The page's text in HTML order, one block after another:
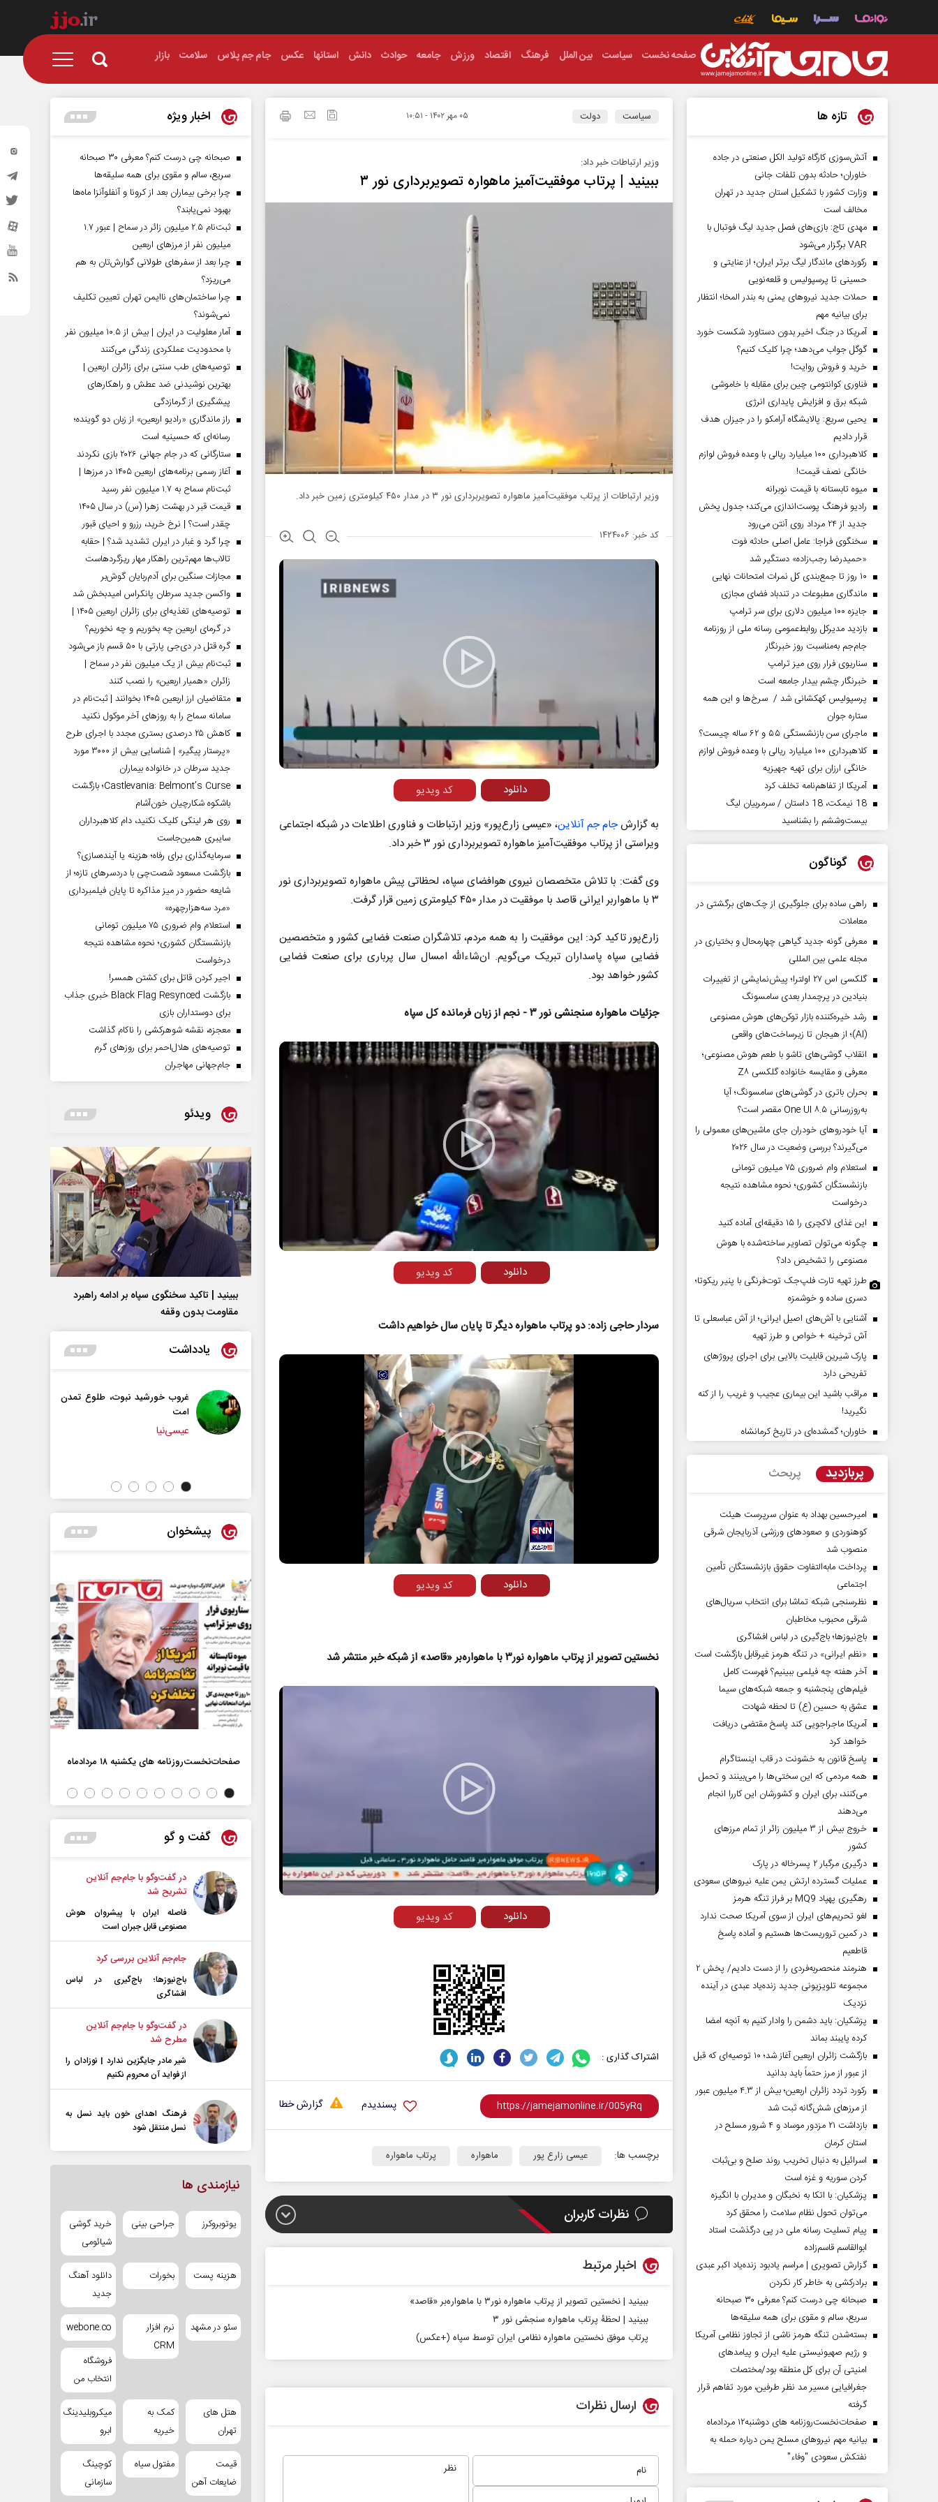
صفحه نخست سیاست بین الملل فرهنگ اقتصاد ورزش جامعه حوادث دانش استانها عکس جام جم پلاس سلامت بازار
سیاست دولت ۰۵ مهر ۱۴۰۲ - ۱۰:۵۱
وزیر ارتباطات خبر داد:
ببینید | پرتاب موفقیت‌آمیز ماهواره تصویربرداری نور ۳
وزیر ارتباطات از پرتاب موفقیت‌آمیز ماهواره تصویربرداری نور ۳ در مدار ۴۵۰ کیلومتری زمین خبر داد.
کد خبر: ۱۴۲۴۰۰۶
Play
Video
کد ویدیو
دانلود
به گزارشجام جم آنلاین، «عیسی زارع‌پور» وزیر ارتباطات و فناوری اطلاعات در شبکه اجتماعی
ویراستی از پرتاب موفقیت‌آمیز ماهواره تصویربرداری نور ۳ خبر داد.
وی گفت: با تلاش متخصصان نیروی هوافضای سپاه، لحظاتی پیش ماهواره تصویربرداری نور
۳ با ماهواربر ایرانی قاصد با موفقیت در مدار ۴۵۰ کیلومتری زمین قرار گرفت.
زارع‌پور تاکید کرد: این موفقیت را به همه مردم، تلاشگران صنعت فضایی کشور و متخصصین
فضایی سپاه پاسداران تبریک می‌گویم. ان‌شاءالله امسال سال پرباری برای صنعت فضایی
کشور خواهد بود.
جزئیات ماهواره سنجنشی نور ۳ - نجم از زبان فرمانده کل سپاه
Play
Video
کد ویدیو دانلود
سردار حاجی زاده: دو پرتاب ماهواره دیگر تا پایان سال خواهیم داشت
Play
Video
کد ویدیو دانلود
نخستین تصویر از پرتاب ماهواره نور۳ با ماهواره‌بر «قاصد» از شبکه خبر منتشر شد
Video
کد ویدیو دانلود
اشتراک گذاری :
گزارش خطا پسندیدم
برچسب ها: عیسی زارع پور ماهواره پرتاب ماهواره
نظرات کاربران
اخبار مرتبط
ببینید | نخستین تصویر از پرتاب ماهواره نور۳ با ماهواره‌بر «قاصد»
ببینید | لحظۀ پرتاب ماهواره سنجشی نور ۳
پرتاب موفق نخستین ماهواره نظامی ایران توسط سپاه (+عکس)
ارسال نظرات
تازه ها
آتش‌سوزی کارگاه تولید الکل صنعتی در جاده
خاوران؛ حادثه بدون تلفات جانی
وزارت کشور با تشکیل استان جدید در تهران
مخالف است
مهدی تاج: بازی‌های فصل جدید لیگ فوتبال با
VAR برگزار می‌شود
رکورد‌های ماندگار لیگ برتر ایران؛ از عنایتی و
حسینی تا پرسپولیس و قلعه‌نویی
حملات جدید نیروهای یمنی به بندر المخا؛ انتظار
برای بیانیه مهم
آمریکا در جنگ اخیر بدون دستاورد شکست خورد
گوگل جواب می‌دهد؛ چرا کلیک کنیم؟
خرید و فروش روایت!
فناوری کوانتومی چین برای مقابله با خاموشی
شبکه برق و افزایش پایداری انرژی
یحیی سریع: پالایشگاه آرامکو را در جیزان هدف
قرار دادیم
کلاهبرداری ۱۰۰ میلیارد ریالی با وعده فروش لوازم
خانگی نصف قیمت!
میوه تابستانه با قیمت نوبرانه
رادیو فرهنگ پوست‌اندازی می‌کند؛ جدول پخش
جدید از ۲۴ مرداد روی آنتن می‌رود
سخنگوی فراجا: عامل اصلی حادثه فوت
«حمیدرضا رجب‌زاده» دستگیر شد
۱۰ روز تا جمع‌بندی کل نمرات امتحانات نهایی
ماندگاری مطبوعات در تندباد فضای مجازی
جایزه ۱۰۰ میلیون دلاری برای سر ترامپ
بازدید مدیرکل روابط‌عمومی رسانه ملی از روزنامه
جام‌جم به‌مناسبت روز خبرنگار
سناریوی فرار روی میز ترامپ
خبرنگار چشم بیدار جامعه است
پرسپولیس کهکشانی شد / سرخ‌ها و این همه
ستاره جوان
ماجرای سن بازنشستگی ۵۵ و ۶۲ ساله چیست؟
کلاهبرداری ۱۰۰ میلیارد ریالی با وعده فروش لوازم
خانگی ارزان برای تهیه جهیزیه
آمریکا از تفاهم‌نامه تخلف کرد
18 نیمکت، 18 داستان / سرمربیان لیگ
بیست‌وششم را بشناسید
گوناگون
راهی ساده برای جلوگیری از چک‌های برگشتی در
معاملات
معرفی گونه جدید گیاهی چهارمحال و بختیاری در
مجله علمی بین المللی
گلکسی اس ۲۷ اولترا؛ پیش‌نمایشی از تغییرات
بنیادین در پرچمدار بعدی سامسونگ
رشد خیره‌کننده بازار توکن‌های هوش مصنوعی
(AI)؛ از هیجان تا زیرساخت‌های واقعی
انقلاب گوشی‌های تاشو‌ با طعم هوش مصنوعی؛
معرفی و مقایسه خانواده گلکسی Z۸
بحران باتری در گوشی‌های سامسونگ؛ آیا
به‌روزرسانی One UI ۸.۵ مقصر است؟
آیا خودروهای خودران جای ماشین‌های معمولی را
می‌گیرند؟ بررسی وضعیت در سال ۲۰۲۶
استعلام وام ضروری ۷۵ میلیون تومانی
بازنشستگان کشوری؛ نحوه مشاهده نتیجه
درخواست
این غذای لاکچری را ۱۵ دقیقه‌ای آماده کنید
چگونه می‌توان تصاویر ساخته‌شده با هوش
مصنوعی را تشخیص داد؟
طرز تهیه تارت فلپ‌جک توت‌فرنگی با پنیر ریکوتا؛
دسری ساده و خوشمزه
آشنایی با آش‌های اصیل ایرانی؛ از آش عباسعلی تا
آش ترخینه + خواص و طرز تهیه
پارک شیرین قابلیت‌ بالایی برای اجرای پروژهای
تفریحی دارد
مراقب باشید این بیماری عجیب و غریب را از کنه
نگیرید!
خاوران؛ گمشده‌ای در تاریخ کرمانشاه
پربازدید پربحث
امیرحسین بهداد به عنوان سرپرست هیئت
کوهنوردی و صعودهای ورزشی آذربایجان شرقی
منصوب شد
پرداخت مابه‌التفاوت حقوق بازنشستگان تأمین
اجتماعی
نظرسنجی شبکه تماشا برای انتخاب سریال‌های
شرقی محبوب مخاطبان
باج‌نیوزها؛ باج‌گیری در لباس افشاگری
«نظم ایرانی» در تنگه هرمز غیرقابل بازگشت است
آخر هفته چه فیلمی ببینیم؟ فهرست کامل
فیلم‌های پنجشنبه و جمعه شبکه‌های سیما
عشق به حسین (ع) تا لحظه شهادت
آمریکا ماجراجویی کند پاسخ مقتضی دریافت
خواهد کرد
پاسخ قانون به خشونت در قاب اینستاگرام
همه مردمی که این سختی‌ها را می‌بینند و تحمل
می‌کنند، برای ایران و کشورشان این کاررا انجام
می‌دهند
خروج بیش از ۳ میلیون زائر از تمام مرز‌های
کشور
درگیری مرگبار ۲ پسرخاله در پارک
عملیات گسترده ارتش یمن علیه نیروهای سعودی
رهگیری پهپاد MQ9 بر فراز تنگه هرمز
لغو تحریم‌های ایران از سوی آمریکا صحت ندارد
در کمین تروریست‌ها هستیم و آماده پاسخ
قاطعیم
هنرمند منحصر‌به‌فردی را از دست دادیم/ پخش ۲
مجموعه تلویزیونی جدید زنده‌یاد عبدی در آینده
نزدیک
پزشکیان: باید دشمن را وادار کنیم به آنچه امضا
کرده پایبند بماند
بازگشت زائران اربعین آغاز شد؛ ۱۰ توصیه‌ای که قبل
از عبور از مرز حتماً باید بدانید
رکورد تردد زائران اربعین؛ بیش از ۴.۳ میلیون عبور
از مرزهای شش‌گانه ثبت شد
بازداشت ۲۱ مزدور موساد و ۴ شرور مسلح در
استان کرمان
اسرائیل به دنبال تخریب روند صلح و بی‌ثبات
کردن سوریه و غزه است
پزشکیان: با اتکا به نخبگان و مدیران با انگیزه
می‌توان تحول نظام سلامت را محقق کرد
پیام تسلیت رسانه ملی در پی درگذشت استاد
ابوالقاسم قاسم‌زاده
گزارش تصویری | مراسم یادبود زنده‌یاد اکبر عبدی
برادرکشی به خاطر کار نکردن
صبحانه چی درست کنم؟ معرفی ۳۰ صبحانه
سریع، سالم و مقوی برای همه سلیقه‌ها
بسته‌شدن تنگه هرمز ناشی از تجاوز نظامی آمریکا
و رژیم صهیونیستی علیه ایران و پیامد‌های
امنیتی آن برای کل منطقه بود/مختصات
جغرافیایی مسیر مد نظر طرفین، مورد تفاهم قرار
گرفته
صفحات‌نخست‌روزنامه ها‌ی دوشنبه‌۱۲ مردادماه
بیانیه مهم نیروهای مسلح یمن درباره حمله به
نفتکش سعودی "وفاء"
اخبار ویژه
صبحانه چی درست کنم؟ معرفی ۳۰ صبحانه
سریع، سالم و مقوی برای همه سلیقه‌ها
چرا برخی بیماران بعد از کرونا و آنفلوآنزا ماه‌ها
بهبود نمی‌یابند؟
ثبت‌نام ۲.۵ میلیون زائر در سماح | عبور ۱.۷
میلیون نفر از مرز‌های اربعین
چرا بعد از سفرهای طولانی گوارش‌تان به هم
می‌ریزد؟
چرا ساختمان‌های ناایمن تهران تعیین تکلیف
نمی‌شوند؟
آمار معلولیت در ایران | بیش از ۱۰.۵ میلیون نفر
با محدودیت عملکردی زندگی می‌کنند
توصیه‌های طب سنتی برای زائران اربعین |
بهترین نوشیدنی ضد عطش و راهکارهای
پیشگیری از گرمازدگی
راز ماندگاری «رادیو اربعین» از زبان دو گوینده؛
رسانه‌ای که حسینیه است
ستارگانی که در جام جهانی ۲۰۲۶ بازی نکردند
آغاز رسمی برنامه‌های اربعین ۱۴۰۵ در مرز‌ها |
ثبت‌نام سماح به ۱.۷ میلیون نفر رسید
قیمت قبر در بهشت زهرا (س) در سال ۱۴۰۵
چقدر است؟ | نرخ خرید، رزرو و احیای قبور
چرا گرد و غبار در ایران تشدید شد؟ | حقابه
تالاب‌ها مهم‌ترین راهکار مهار ریزگردهاست
مجازات سنگین برای آدم‌ربایان گوش‌بر
واکسن جدید سرطان پانکراس امیدبخش شد
توصیه‌های تغذیه‌ای برای زائران اربعین ۱۴۰۵ |
در گرمای اربعین چه بخوریم و چه نخوریم؟
گره قتل در دی‌جی پارتی با ۵۰ قسم باز می‌شود
ثبت‌نام بیش از یک میلیون نفر در سماح |
زائران «همیار اربعین» را نصب کنند
متقاضیان ارز اربعین ۱۴۰۵ بخوانند | ثبت‌نام در
سامانه سماح را به روز‌های آخر موکول نکنید
کاهش ۲۵ درصدی بستری مجدد با اجرای طرح
«پرستار پیگیر» | شناسایی بیش از ۳۰۰۰ مورد
جدید سرطان در خانواده بیماران
Castlevania: Belmont’s Curse؛ بازگشت
باشکوه شکارچیان خون‌آشام
روی هر لینکی کلیک نکنید، دام کلاهبرداران
سایبری همین‌جاست
سرمایه‌گذاری برای رفاه؛ هزینه یا آینده‌سازی؟
بازگشت مسعود شصت‌چی با دردسر‌های تازه؛ از
شایعه حضور در میز مذاکره تا پایان فیلمبرداری
«مرد سه‌هزارچهره»
استعلام وام ضروری ۷۵ میلیون تومانی
بازنشستگان کشوری؛ نحوه مشاهده نتیجه
درخواست
اجیر کردن قاتل برای کشتن همسر!
بازگشت Black Flag Resynced خبری جذاب
برای دوستداران بازی
معجزه، نقشه شوهرکشی را ناکام گذاشت
توصیه‌های هلال‌احمر برای روز‌های گرم
جام‌جهانی مهاجران
ویدئو
ببینید | تاکید سخنگوی سپاه بر ادامه راهبرد
مقاومت بدون وقفه
یادداشت
پیامبر اکرم(ص)؛ ده ویژگی و چهار
دکتر ناصر رفیعی - پژوهشگر
نقش جنگ آمریکا و ایران بر تغییر
داوود منظور - رئیس سابق سازمان برنامه و
هویت ایرانی _ اسلامی در مکتب
امام شهید
حجت‌الاسلام دکتر حمید احمدی - نویسنده و
پژوهشگر
غروب خورشید نبوت، طلوع تمدن
سازمان ملل بی‌بدیل نیست
پیشخوان
صفحات نخست‌روزنامه ها‌ی پنجشنبه‌۸ مردادماه
صفحات‌نخست‌روزنامه ها‌ی یکشنبه ۱۸ مردادماه
گفت و گو
در گفت‌و‌گو با جام‌جم آنلاین
تشریح شد
فاصله ایران با پیشرو‌ان هوش
مصنوعی قابل جبران است
جام‌جم آنلاین بررسی کرد
باج‌نیوزها؛ باج‌گیری در لباس
افشاگری
در گفت‌و‌گو با جام‌جم آنلاین
مطرح شد
شیر مادر جایگزین ندارد | نوزادان را
از فواید آن محروم نکنیم
فرهنگ اهدای خون باید نسل به
نسل منتقل شود
نیازمندی ها
یوتوبروکرز جراحی بینی
خرید گوشی
شیائومی
هزینه پست بخورات
دانلود آهنگ
جدید
سئو در مشهد
نرم افزار
CRM
webone.co
فروشگاه
انتخاب من
هتل های
تهران
کمک به
خیریه
میکروبلیدینگ
ابرو
قیمت
ضایعات آهن
مفتول سیاه
کوچینگ
سازمانی